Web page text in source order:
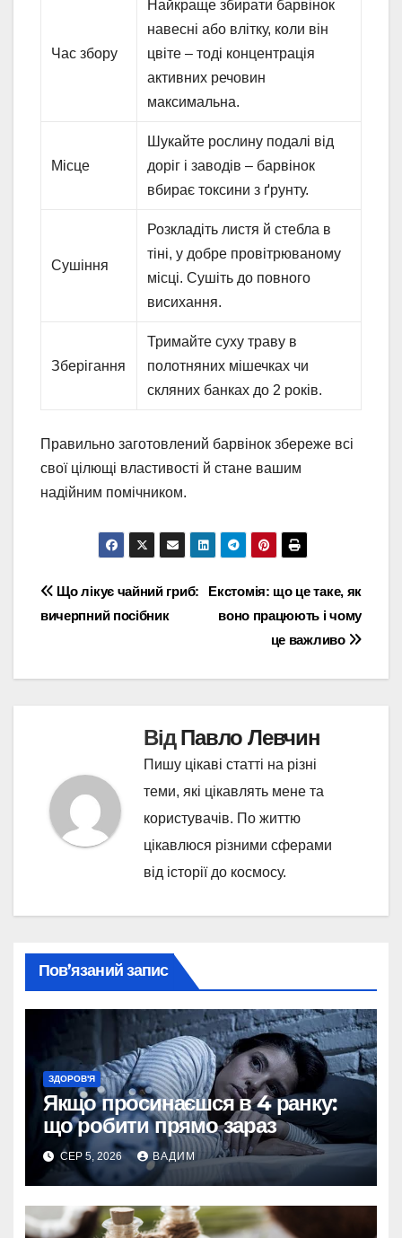
Час збору
Найкраще збирати барвінок
навесні або влітку, коли він
цвіте – тоді концентрація
активних речовин
максимальна.
Місце
Шукайте рослину подалі від
доріг і заводів – барвінок
вбирає токсини з ґрунту.
Сушіння
Розкладіть листя й стебла в
тіні, у добре провітрюваному
місці. Сушіть до повного
висихання.
Зберігання
Тримайте суху траву в
полотняних мішечках чи
скляних банках до 2 років.
Правильно заготовлений барвінок збереже всі
свої цілющі властивості й стане вашим
надійним помічником.
Навігація
записів
Екстомія: що це таке, як
воно працюють і чому
це важливо
Що лікує чайний гриб:
вичерпний посібник
ВідПавло Левчин
Пишу цікаві статті на різні
теми, які цікавлять мене та
користувачів. По життю
цікавлюся різними сферами
від історії до космосу.
Пов’язаний запис
ЗДОРОВ'Я
Якщо просинаєшся в 4 ранку:
що робити прямо зараз
СЕР 5, 2026 ВАДИМ